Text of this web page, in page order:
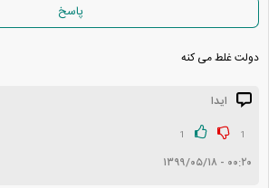
پاسخ
دولت غلط می کنه
ایدا
1
1
۰۰:۲۰ - ۱۳۹۹/۰۵/۱۸